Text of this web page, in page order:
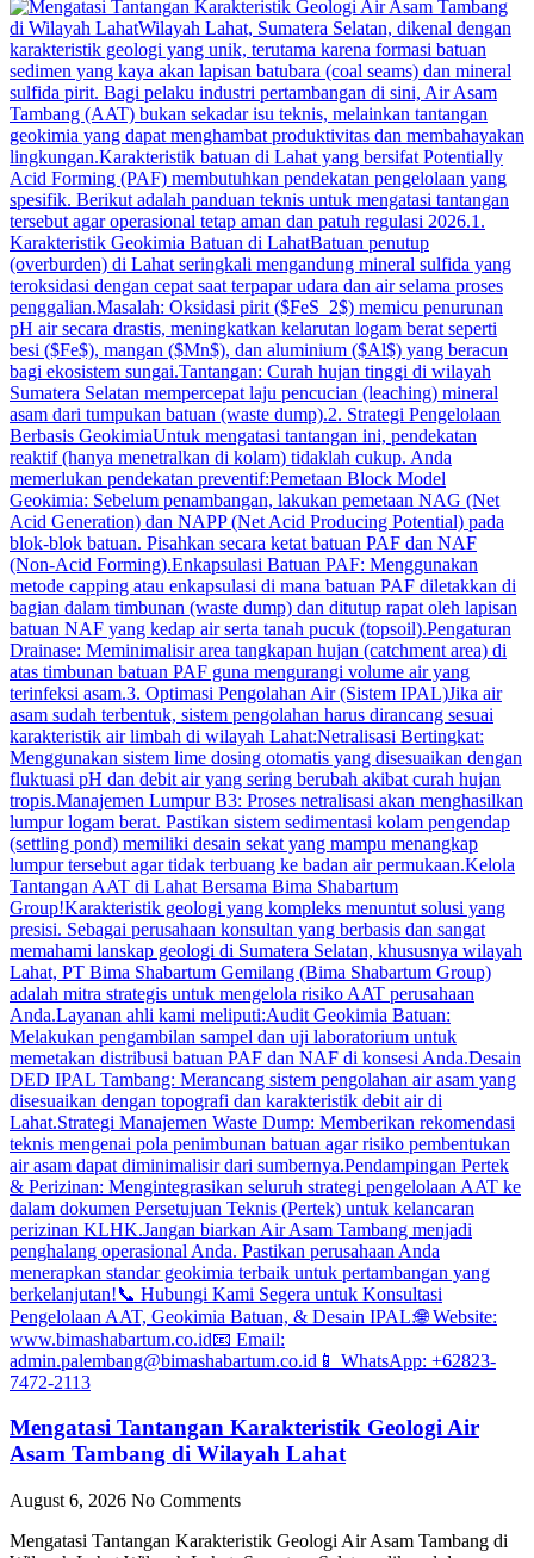
Mengatasi Tantangan Karakteristik Geologi Air
Asam Tambang di Wilayah Lahat
August 6, 2026 No Comments
Mengatasi Tantangan Karakteristik Geologi Air Asam Tambang di